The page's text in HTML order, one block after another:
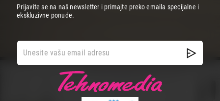
Prijavite se na naš newsletter i primajte preko emaila specijalne i
ekskluzivne ponude.